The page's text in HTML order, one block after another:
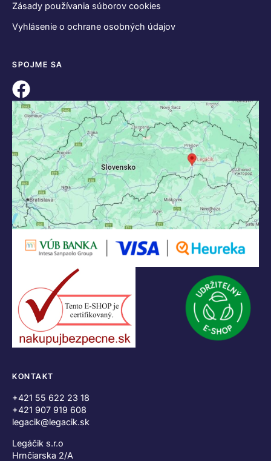
Zásady používania súborov cookies
Vyhlásenie o ochrane osobných údajov
SPOJME SA
KONTAKT
+421 55 622 23 18
+421 907 919 608
legacik@legacik.sk
Legáčik s.r.o
Hrnčiarska 2/A